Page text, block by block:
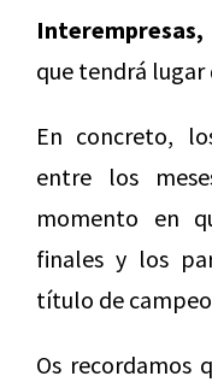
Interempresas,
que tendrá
En concreto,
entre los
momento en
finales y los
título de
Os recordamos